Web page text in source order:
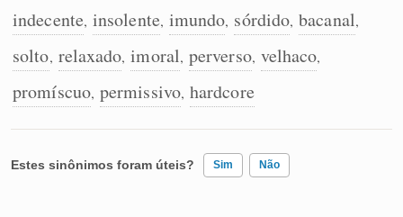
Sinônimos
indecente, insolente, imundo, sórdido, bacanal,
solto, relaxado, imoral, perverso, velhaco,
promíscuo, permissivo, hardcore
Estes sinônimos foram úteis? Sim Não